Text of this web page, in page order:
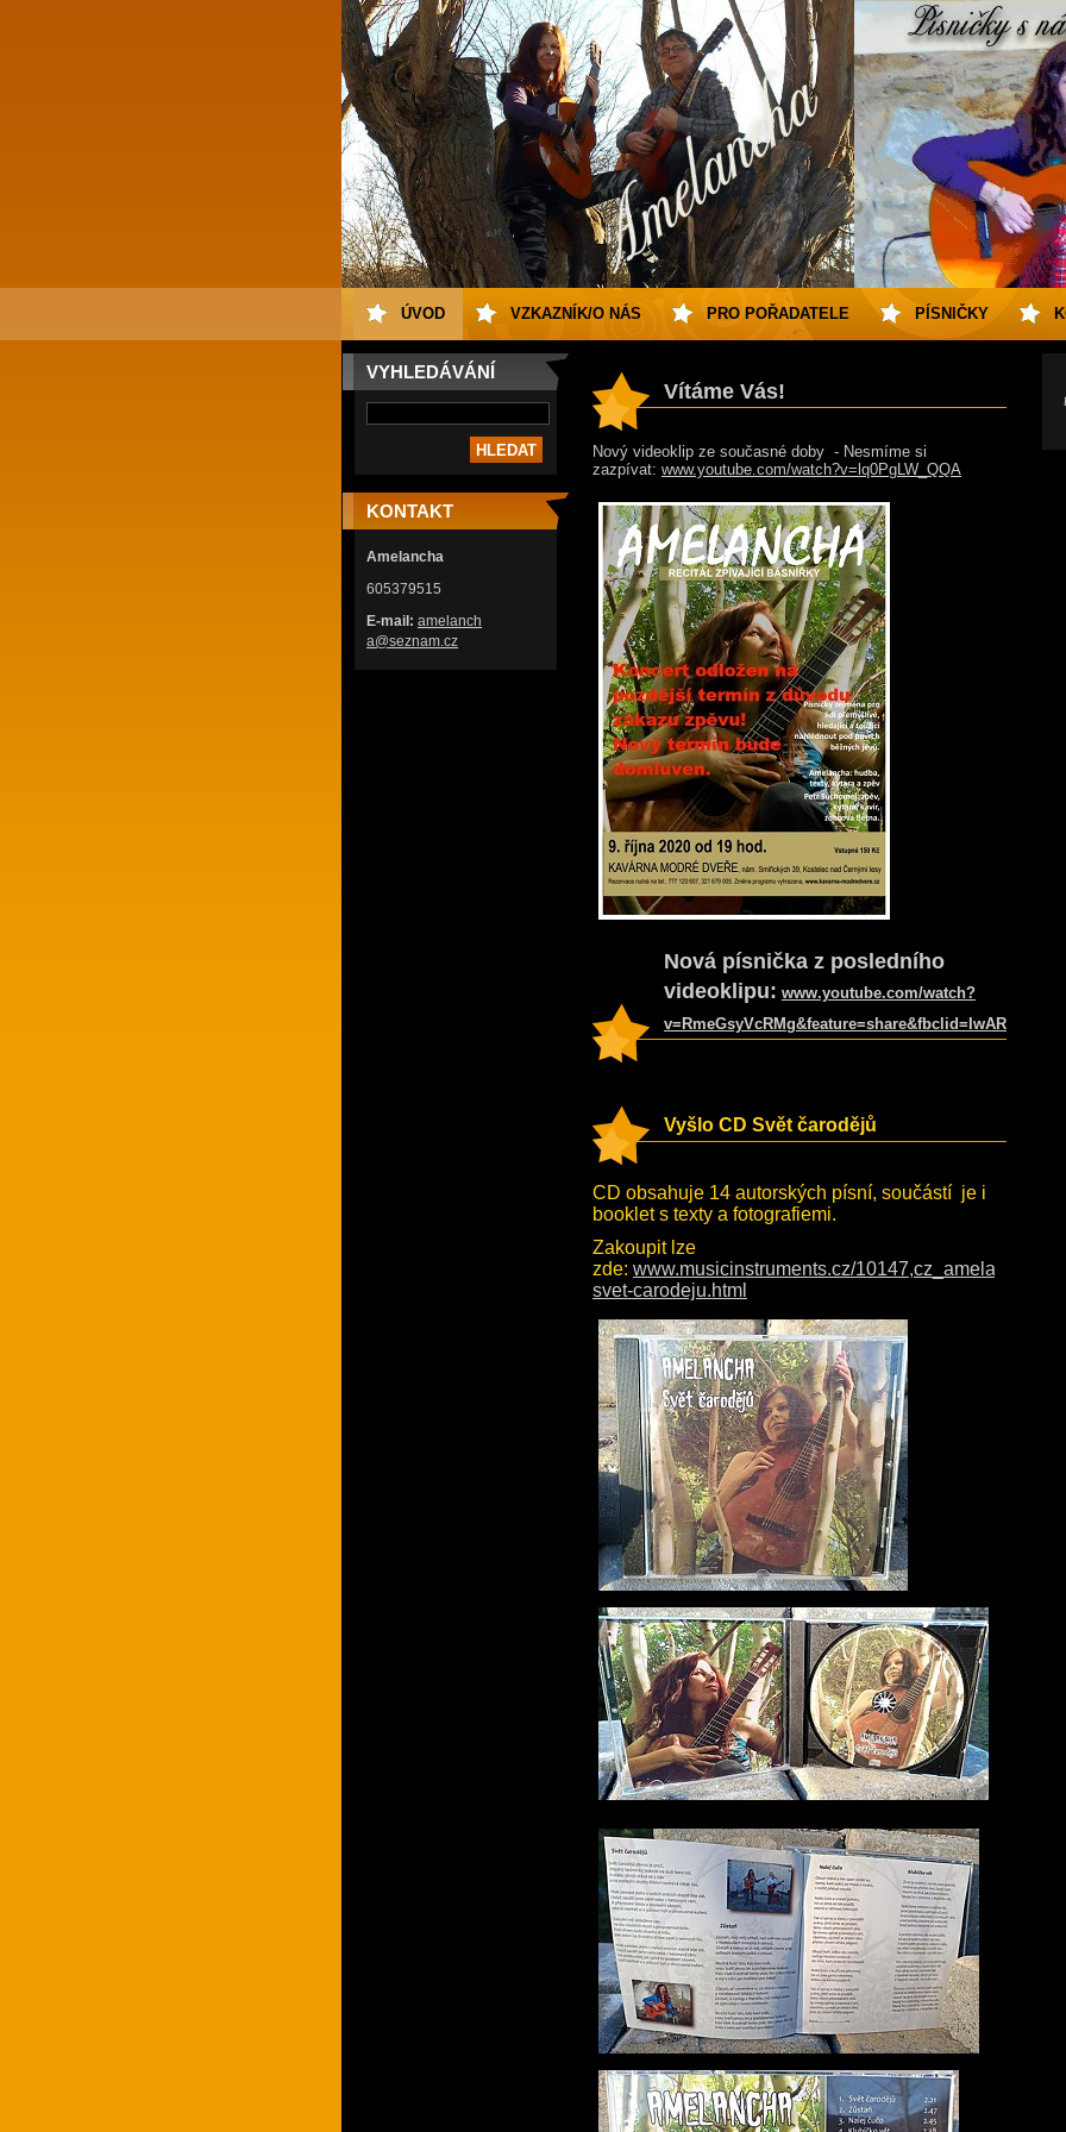
VYHLEDÁVÁNÍ
KONTAKT
Amelancha
605379515
E-mail: amelanch
a@seznam.cz
Vítáme Vás!
Nový videoklip ze současné doby - Nesmíme si
zazpívat: www.youtube.com/watch?v=lq0PgLW_QQA
Nová písnička z posledního
videoklipu: www.youtube.com/watch?
Vyšlo CD Svět čarodějů
CD obsahuje 14 autorských písní, součástí je i
booklet s texty a fotografiemi.
Zakoupit lze
zde: www.musicinstruments.cz/10147,cz_amelancha-
svet-carodeju.html
ÚVOD VZKAZNÍK/O NÁS PRO POŘADATELE PÍSNIČKY